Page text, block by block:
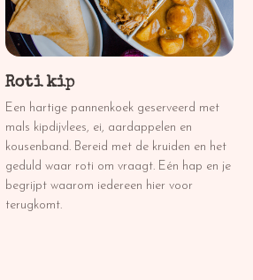
Roti kip
Een hartige pannenkoek geserveerd met
mals kipdijvlees, ei, aardappelen en
kousenband. Bereid met de kruiden en het
geduld waar roti om vraagt. Eén hap en je
begrijpt waarom iedereen hier voor
terugkomt.